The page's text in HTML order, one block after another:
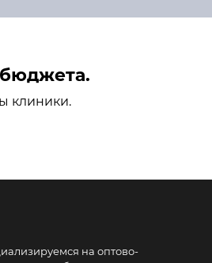
клиники.
на оптово-